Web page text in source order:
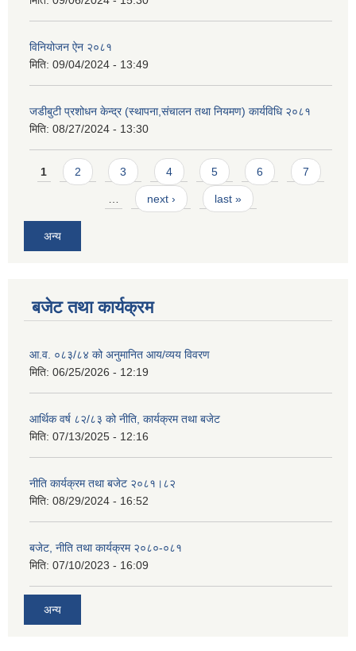
विनियोजन ऐन २०८१
मिति: 09/04/2024 - 13:49
जडीबुटी प्रशोधन केन्द्र (स्थापना,संचालन तथा नियमण) कार्यविधि २०८१
मिति: 08/27/2024 - 13:30
Pages
1 2 3 4 5 6 7
… next › last »
अन्य
बजेट तथा कार्यक्रम
आ.व. ०८३/८४ को अनुमानित आय/व्यय विवरण
मिति: 06/25/2026 - 12:19
आर्थिक वर्ष ८२/८३ को नीति, कार्यक्रम तथा बजेट
मिति: 07/13/2025 - 12:16
नीति कार्यक्रम तथा बजेट २०८१।८२
मिति: 08/29/2024 - 16:52
बजेट, नीति तथा कार्यक्रम २०८०-०८१
मिति: 07/10/2023 - 16:09
अन्य